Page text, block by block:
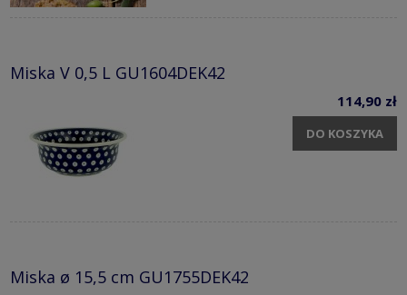
Miska V 0,5 L GU1604DEK42
114,90 zł
DO KOSZYKA
Miska ø 15,5 cm GU1755DEK42